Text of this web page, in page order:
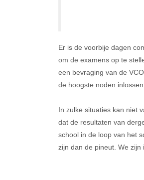
Er is de voorbije dagen
om de examens op te
een bevraging van de
de hoogste noden
In zulke situaties kan niet
dat de resultaten van
school in de loop van het